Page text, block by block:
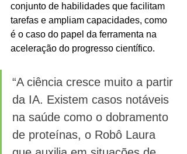
conjunto de habilidades que facilitam
tarefas e ampliam capacidades, como
é o caso do papel da ferramenta na
aceleração do progresso científico.
“A ciência cresce muito a partir
da IA. Existem casos notáveis
na saúde como o dobramento
de proteínas, o Robô Laura